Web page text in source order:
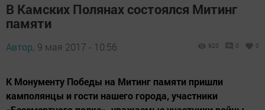
В Камских Полянах состоялся Митинг
памяти
Автор, 9 мая 2017 - 10:56 920 0 0
К Монументу Победы на Митинг памяти пришли
камполянцы и гости нашего города, участники